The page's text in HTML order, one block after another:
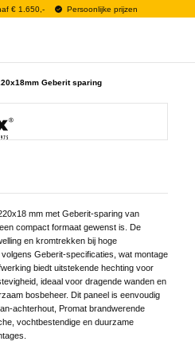
€ 1.650,- Persoonlijke prijzen
Geberit sparing
mm met Geberit-sparing van
compact formaat gewenst is. De
en kromtrekken bij hoge
Geberit-specificaties, wat montage
biedt uitstekende hechting voor
ideaal voor dragende wanden en
bosbeheer. Dit paneel is eenvoudig
achterhout, Promat brandwerende
vochtbestendige en duurzame